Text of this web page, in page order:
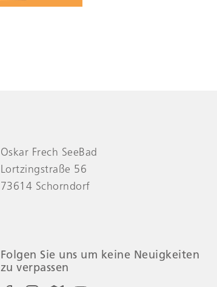
Oskar Frech SeeBad
Lortzingstraße 56
73614 Schorndorf
Folgen Sie uns um keine Neuigkeiten
zu verpassen